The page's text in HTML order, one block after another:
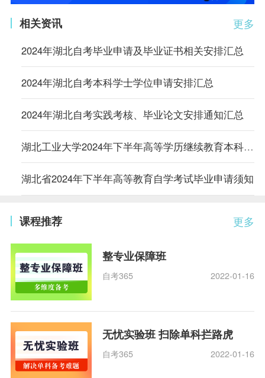
更多
相关资讯
2024年湖北自考毕业申请及毕业证书相关安排汇总
2024年湖北自考本科学士学位申请安排汇总
2024年湖北自考实践考核、毕业论文安排通知汇总
湖北工业大学2024年下半年高等学历继续教育本科生学士学位外语水平考试合格名单
湖北省2024年下半年高等教育自学考试毕业申请须知
更多
课程推荐
整专业保障班
自考365 2022-01-16
无忧实验班 扫除单科拦路虎
自考365 2022-01-16